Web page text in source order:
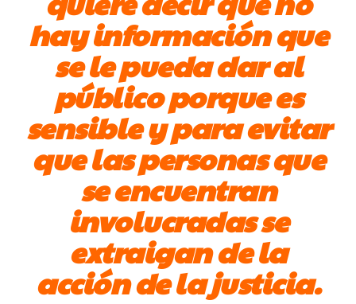
hay información que
se le pueda dar al
público porque es
sensible y para evitar
que las personas que
se encuentran
involucradas se
extraigan de la
acción de la justicia.